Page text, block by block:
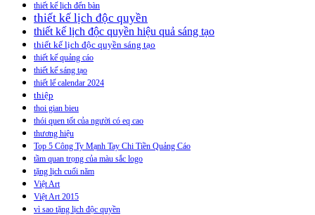
thiết kế lịch đển bàn
thiết kế lịch độc quyền
thiết kế lịch độc quyền hiệu quả sáng tạo
thiết kế lịch độc quyền sáng tạo
thiết kế quảng cáo
thiết kế sáng tạo
thiết lế calendar 2024
thiệp
thoi gian bieu
thói quen tốt của người có eq cao
thương hiệu
Top 5 Công Ty Mạnh Tay Chi Tiền Quảng Cáo
tầm quan trọng của màu sắc logo
tặng lịch cuối năm
Việt Art
Việt Art 2015
vì sao tặng lịch độc quyền